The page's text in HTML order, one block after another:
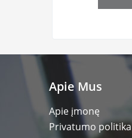
Apie Mus
Apie įmonę
Privatumo politika